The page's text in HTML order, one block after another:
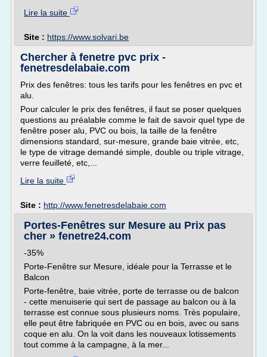
Lire la suite
Site : https://www.solvari.be
Chercher à fenetre pvc prix -
fenetresdelabaie.com
Prix des fenêtres: tous les tarifs pour les fenêtres en pvc et
alu.
Pour calculer le prix des fenêtres, il faut se poser quelques
questions au préalable comme le fait de savoir quel type de
fenêtre poser alu, PVC ou bois, la taille de la fenêtre
dimensions standard, sur-mesure, grande baie vitrée, etc,
le type de vitrage demandé simple, double ou triple vitrage,
verre feuilleté, etc,...
Lire la suite
Site : http://www.fenetresdelabaie.com
Portes-Fenêtres sur Mesure au Prix pas
cher » fenetre24.com
-35%
Porte-Fenêtre sur Mesure, idéale pour la Terrasse et le
Balcon
Porte-fenêtre, baie vitrée, porte de terrasse ou de balcon
- cette menuiserie qui sert de passage au balcon ou à la
terrasse est connue sous plusieurs noms. Très populaire,
elle peut être fabriquée en PVC ou en bois, avec ou sans
coque en alu. On la voit dans les nouveaux lotissements
tout comme à la campagne, à la mer...